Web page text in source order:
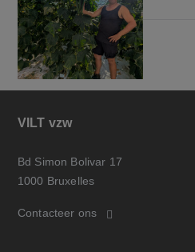
VILT vzw
Bd Simon Bolivar 17
1000 Bruxelles
Contacteer ons